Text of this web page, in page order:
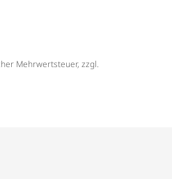
Mehrwertsteuer, zzgl.